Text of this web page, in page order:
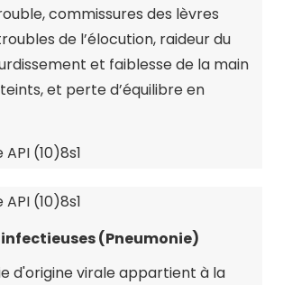
commissures des lèvres
de l’élocution, raideur du
et faiblesse de la main
et perte d’équilibre en
(Pneumonie)
d'origine virale appartient à la